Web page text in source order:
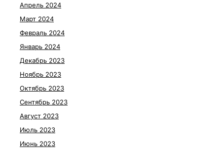
Апрель 2024
Март 2024
Февраль 2024
Январь 2024
Декабрь 2023
Ноябрь 2023
Октябрь 2023
Сентябрь 2023
Август 2023
Июль 2023
Июнь 2023